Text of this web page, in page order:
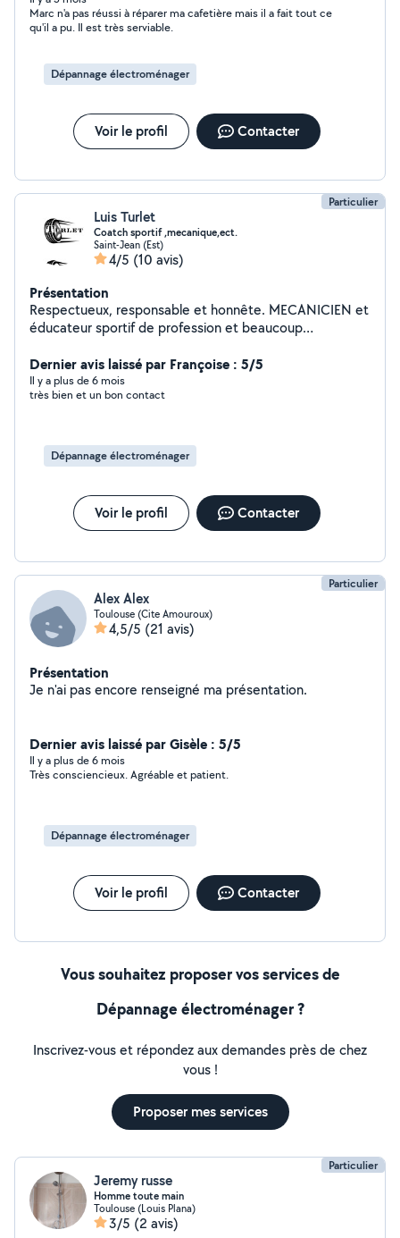
Marc n'a pas réussi à réparer ma cafetière mais il a fait tout ce
qu'il a pu. Il est très serviable.
Dépannage électroménager
Voir le profil Contacter
Particulier
Luis Turlet
Coatch sportif ,mecanique,ect.
Saint-Jean (Est)
4/5 (10 avis)
Présentation
Respectueux, responsable et honnête. MECANICIEN et
éducateur sportif de profession et beaucoup
Dernier avis laissé par Françoise : 5/5
Il y a plus de 6 mois
très bien et un bon contact
Dépannage électroménager
Voir le profil Contacter
Particulier
Alex Alex
Toulouse (Cite Amouroux)
4,5/5 (21 avis)
Présentation
Je n'ai pas encore renseigné ma présentation.
Dernier avis laissé par Gisèle : 5/5
Il y a plus de 6 mois
Très consciencieux. Agréable et patient.
Dépannage électroménager
Voir le profil Contacter
Vous souhaitez proposer vos services de
Dépannage électroménager ?
Inscrivez-vous et répondez aux demandes près de chez
vous !
Proposer mes services
Particulier
Jeremy russe
Homme toute main
Toulouse (Louis Plana)
3/5 (2 avis)